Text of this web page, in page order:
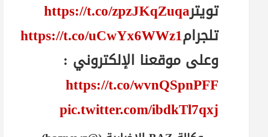
تويترhttps://t.co/zpzJKqZuqa
تلجرامhttps://t.co/uCwYx6WWz1
وعلى موقعنا الإلكتروني :
https://t.co/wvnQSpnPFF
pic.twitter.com/ibdkTl7qxj